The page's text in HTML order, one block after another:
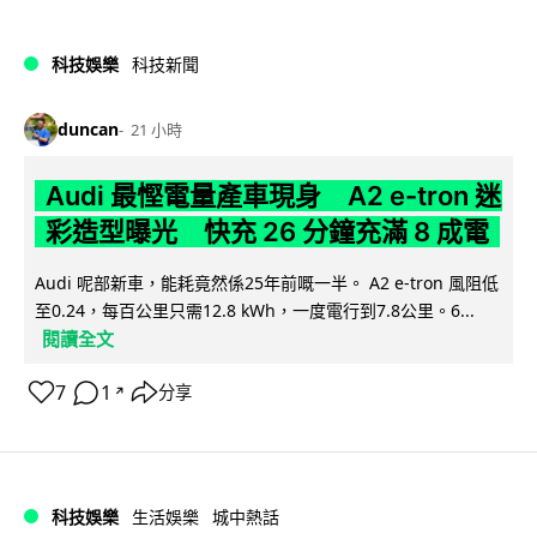
科技娛樂 科技新聞
duncan 21 小時
Audi 最慳電量產車現身 A2 e-tron 迷
彩造型曝光 快充 26 分鐘充滿 8 成電
Audi 呢部新車，能耗竟然係25年前嘅一半。 A2 e-tron 風阻低
至0.24，每百公里只需12.8 kWh，一度電行到7.8公里。6...
閱讀全文
7 1 ↗ 分享
科技娛樂 生活娛樂 城中熱話